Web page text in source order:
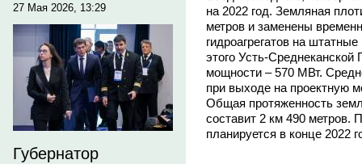
27 Мая 2026, 13:29
Губернатор
на 2022 год. Земляная
метров и заменены
гидроагрегатов на
этого Усть-Среднеканской
мощности – 570 МВт.
при выходе на проектную
Общая протяженность
составит 2 км 490 метров.
планируется в конце 2022